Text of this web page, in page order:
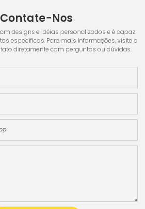
Contate-Nos
designs e idéias personalizados e é capaz
específicos. Para mais informações, visite o
diretamente com perguntas ou dúvidas.